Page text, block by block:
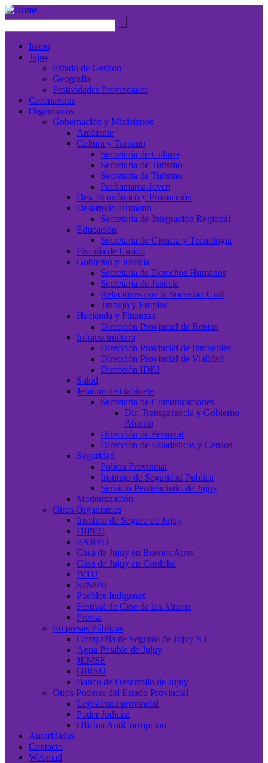
Inicio
Jujuy
Estado de Gestion
Geografia
Festividades Provinciales
Coronavirus
Organismos
Gobernación y Ministerios
Ambiente
Cultura y Turismo
Secretaria de Cultura
Secretaria de Turismo
Secretaria de Turismo
Pachamama Joven
Des. Económico y Producción
Desarrollo Humano
Secretaria de Integración Regional
Educación
Secretaria de Ciencia y Tecnologia
Fiscalía de Estado
Gobierno y Justicia
Secretaria de Derechos Humanos
Secretaria de Justicia
Relaciones con la Sociedad Civil
Trabajo y Empleo
Hacienda y Finanzas
Dirección Provincial de Rentas
Infraesctructura
Direccion Provincial de Inmuebles
Dirección Provincial de Vialidad
Dirección IDEJ
Salud
Jefatura de Gabinete
Secretaria de Comunicaciones
Dir. Transparencia y Gobierno
Abierto
Dirección de Personal
Direccion de Estadisticas y Censos
Seguridad
Policía Provincial
Instituto de Seguridad Publica
Servicio Penitenciario de Jujuy
Modernización
Otros Organismos
Instituto de Seguro de Jujuy
DIPEC
EARPU
Casa de Jujuy en Buenos Aires
Casa de Jujuy en Cordoba
IVUJ
SuSePu
Pueblos Indigenas
Festival de Cine de las Alturas
Prensa
Empresas Públicas
Compañía de Seguros de Jujuy S.E.
Agua Potable de Jujuy
JEMSE
GIRSU
Banco de Desarrollo de Jujuy
Otros Poderes del Estado Provincial
Legislatura provincial
Poder Judicial
Oficina AntiCorrupcion
Autoridades
Contacto
Webmail